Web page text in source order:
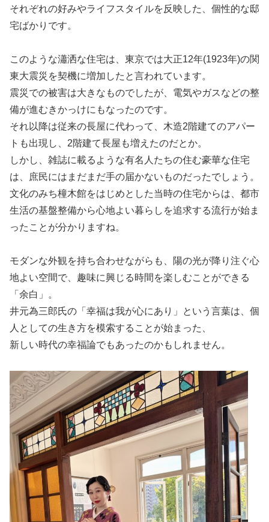
それぞれの好みやライフスタイルを反映した、個性的な邸
宅ばかりです。
このような瀟洒な住宅は、東京では大正12年(1923年)の関
東大震災を契機に増加したと言われています。
震災での被害は大きなものでしたが、電気やガスなどの整
備が進むきかっけにもなったのです。
それ以降は従来の長屋に代わって、木造2階建てのアパー
トも出現し、2階建て長屋も増えたのだとか。
しかし、雑誌に載るような有名人たちの住む豪華な住宅
は、庶民にはまだまだ手の届かないものだったでしょう。
文化のみち橦木館をはじめとした当時の住宅からは、都市
生活の基盤整備から心地よい暮らしを追求する流行が始ま
ったことが分かりますね。
モダンな外観を持ち合わせながらも、陽の光が降り注ぐ心
地よい空間で、趣味に興じる時間を楽しむことができる
「余白」。
井元為三郎氏の「幸福は我が心にあり」という言葉は、個
人としての生き方を模索することが始まった、
新しい時代の幸福論でもあったのかもしれません。